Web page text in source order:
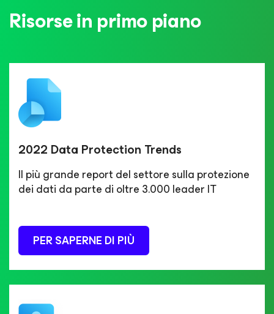
Risorse in primo piano
2022 Data Protection Trends
Il più grande report del settore sulla protezione
dei dati da parte di oltre 3.000 leader IT
PER SAPERNE DI PIÙ